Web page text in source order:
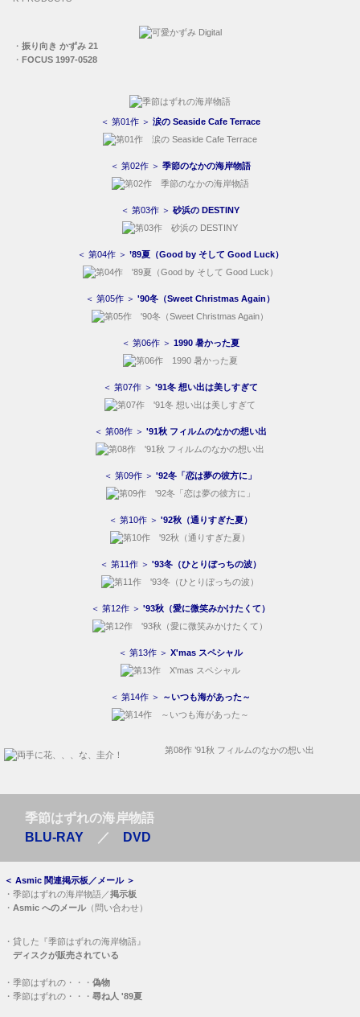
・ 振り向き かずみ 21
・ FOCUS 1997-0528
＜ 第01作 ＞ 涙の Seaside Cafe Terrace
＜ 第02作 ＞ 季節のなかの海岸物語
＜ 第03作 ＞ 砂浜の DESTINY
＜ 第04作 ＞ ’89夏（Good by そして Good Luck）
＜ 第05作 ＞ '90冬（Sweet Christmas Again）
＜ 第06作 ＞ 1990 暑かった夏
＜ 第07作 ＞ '91冬 想い出は美しすぎて
＜ 第08作 ＞ '91秋 フィルムのなかの想い出
＜ 第09作 ＞ '92冬「恋は夢の彼方に」
＜ 第10作 ＞ '92秋（通りすぎた夏）
＜ 第11作 ＞ '93冬（ひとりぼっちの波）
＜ 第12作 ＞ '93秋（愛に微笑みかけたくて）
＜ 第13作 ＞ X'mas スペシャル
＜ 第14作 ＞ ～いつも海があった～
第08作 ’91秋 フィルムのなかの想い出
季節はずれの海岸物語
BLU-RAY ／ DVD
＜ Asmic 関連掲示板／メール＞
・ 季節はずれの海岸物語／掲示板
・ Asmic へのメール（問い合わせ）
・ 貸した『季節はずれの海岸物語』
ディスクが販売されている
・ 季節はずれの・・・ 偽物
・ 季節はずれの・・・ 尋ね人 '89夏